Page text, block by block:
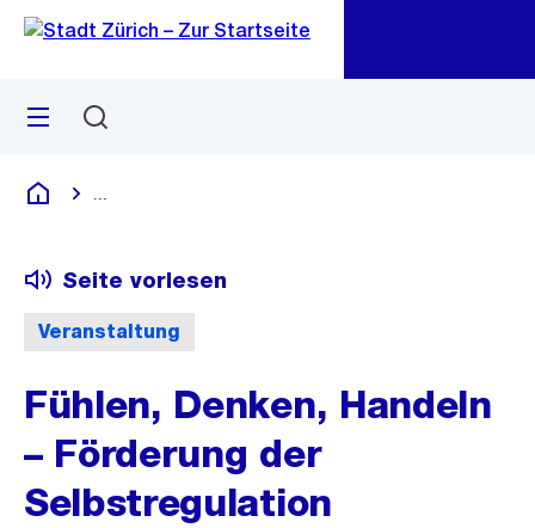
Navigation
Sprunglink
Menü
Deutsch
Veranstaltung
Seite vorlesen
Fühlen, Denken, Handeln
– Förderung der
Selbstregulation